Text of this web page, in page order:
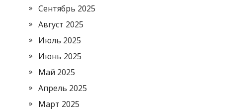
Сентябрь 2025
Август 2025
Июль 2025
Июнь 2025
Май 2025
Апрель 2025
Март 2025